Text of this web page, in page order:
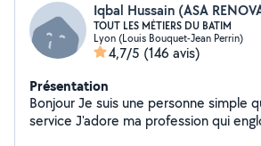
TOUT LES MÉTIERS DU BATIM
Lyon (Louis Bouquet-Jean Perrin)
4,7/5 (146 avis)
Présentation
Bonjour Je suis une personne simple
service J'adore ma profession qui englobe TOUS les